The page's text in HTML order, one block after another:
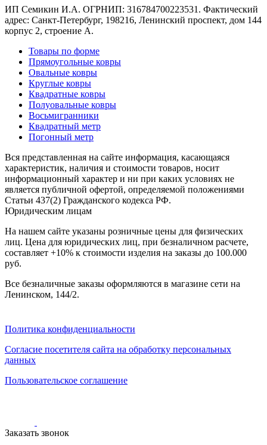
ИП Семикин И.А. ОГРНИП: 316784700223531. Фактический
адрес: Санкт-Петербург, 198216, Ленинский проспект, дом 144
корпус 2, строение А.
Товары по форме
Прямоугольные ковры
Овальные ковры
Круглые ковры
Квадратные ковры
Полуовальные ковры
Восьмигранники
Квадратный метр
Погонный метр
Вся представленная на сайте информация, касающаяся
характеристик, наличия и стоимости товаров, носит
информационный характер и ни при каких условиях не
является публичной офертой, определяемой положениями
Статьи 437(2) Гражданского кодекса РФ.
Юридическим лицам
На нашем сайте указаны розничные цены для физических
лиц. Цена для юридических лиц, при безналичном расчете,
составляет +10% к стоимости изделия на заказы до 100.000
руб.
Все безналичные заказы оформляются в магазине сети на
Ленинском, 144/2.
Политика конфиденциальности
Согласие посетителя сайта на обработку персональных
данных
Пользовательское соглашение
Заказать звонок